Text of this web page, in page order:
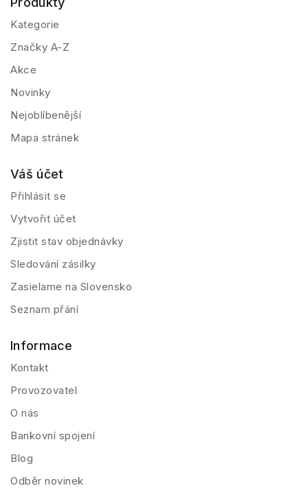
Kategorie
Značky A-Z
Akce
Novinky
Nejoblíbenější
Mapa stránek
Váš účet
Přihlásit se
Vytvořit účet
Zjistit stav objednávky
Sledování zásilky
Zasielame na Slovensko
Seznam přání
Informace
Kontakt
Provozovatel
O nás
Bankovní spojení
Blog
Odběr novinek